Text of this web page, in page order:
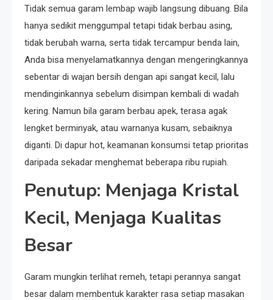
Tidak semua garam lembap wajib langsung dibuang. Bila
hanya sedikit menggumpal tetapi tidak berbau asing,
tidak berubah warna, serta tidak tercampur benda lain,
Anda bisa menyelamatkannya dengan mengeringkannya
sebentar di wajan bersih dengan api sangat kecil, lalu
mendinginkannya sebelum disimpan kembali di wadah
kering. Namun bila garam berbau apek, terasa agak
lengket berminyak, atau warnanya kusam, sebaiknya
diganti. Di dapur hot, keamanan konsumsi tetap prioritas
daripada sekadar menghemat beberapa ribu rupiah.
Penutup: Menjaga Kristal
Kecil, Menjaga Kualitas
Besar
Garam mungkin terlihat remeh, tetapi perannya sangat
besar dalam membentuk karakter rasa setiap masakan